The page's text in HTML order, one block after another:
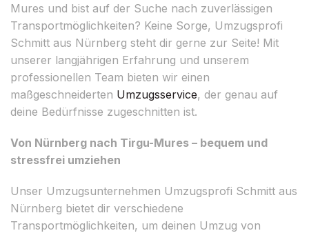
Mures und bist auf der Suche nach zuverlässigen
Transportmöglichkeiten? Keine Sorge, Umzugsprofi
Schmitt aus Nürnberg steht dir gerne zur Seite! Mit
unserer langjährigen Erfahrung und unserem
professionellen Team bieten wir einen
maßgeschneiderten Umzugsservice, der genau auf
deine Bedürfnisse zugeschnitten ist.
Von Nürnberg nach Tirgu-Mures – bequem und
stressfrei umziehen
Unser Umzugsunternehmen Umzugsprofi Schmitt aus
Nürnberg bietet dir verschiedene
Transportmöglichkeiten, um deinen Umzug von